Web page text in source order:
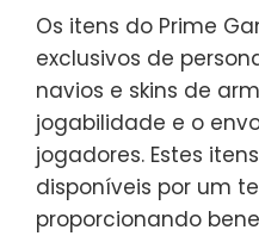
Os itens do Prime
exclusivos de
navios e skins de
jogabilidade e o
jogadores. Estes
disponíveis por um
proporcionando